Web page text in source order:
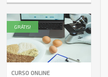
CURSO ONLINE
GRÁTIS!